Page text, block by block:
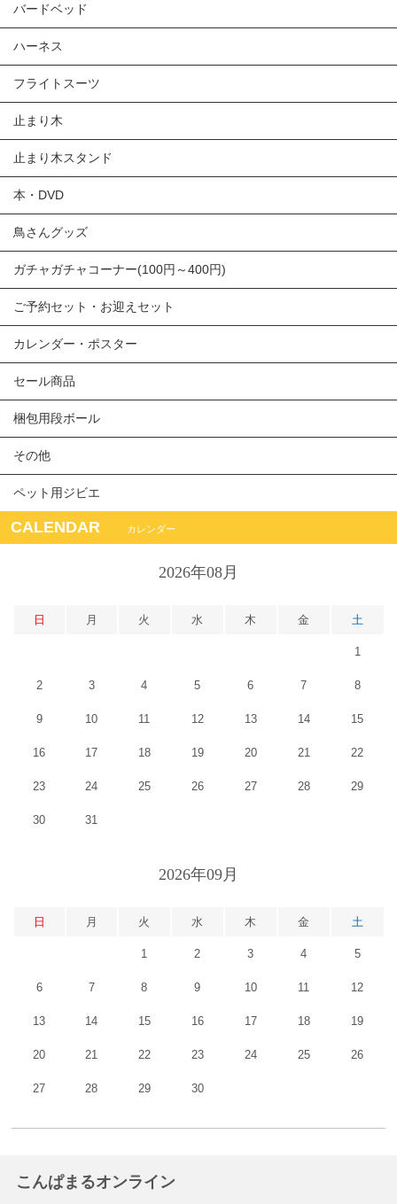
バードベッド
ハーネス
フライトスーツ
止まり木
止まり木スタンド
本・DVD
鳥さんグッズ
ガチャガチャコーナー(100円～400円)
ご予約セット・お迎えセット
カレンダー・ポスター
セール商品
梱包用段ボール
その他
ペット用ジビエ
CALENDAR カレンダー
2026年08月
日 月 火 水 木 金 土
1
2 3 4 5 6 7 8
9 10 11 12 13 14 15
16 17 18 19 20 21 22
23 24 25 26 27 28 29
30 31
2026年09月
日 月 火 水 木 金 土
1 2 3 4 5
6 7 8 9 10 11 12
13 14 15 16 17 18 19
20 21 22 23 24 25 26
27 28 29 30
こんぱまるオンライン